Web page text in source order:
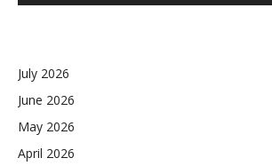
July 2026
June 2026
May 2026
April 2026